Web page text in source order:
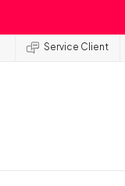
Service Client